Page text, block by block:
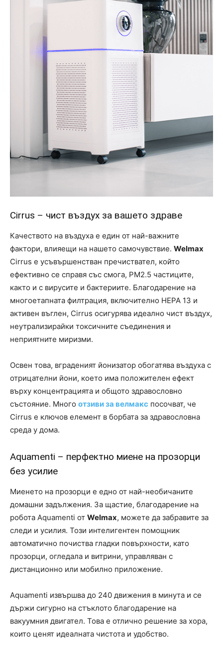
Cirrus – чист въздух за вашето здраве
Качеството на въздуха е един от най-важните
фактори, влияещи на нашето самочувствие. Welmax
Cirrus е усъвършенстван пречиствател, който
ефективно се справя със смога, PM2.5 частиците,
както и с вирусите и бактериите. Благодарение на
многоетапната филтрация, включително HEPA 13 и
активен въглен, Cirrus осигурява идеално чист въздух,
неутрализирайки токсичните съединения и
неприятните миризми.
Освен това, вграденият йонизатор обогатява въздуха с
отрицателни йони, което има положителен ефект
върху концентрацията и общото здравословно
състояние. Много отзиви за велмакс посочват, че
Cirrus е ключов елемент в борбата за здравословна
среда у дома.
Aquamenti – перфектно миене на прозорци
без усилие
Миенето на прозорци е едно от най-необичаните
домашни задължения. За щастие, благодарение на
робота Aquamenti от Welmax, можете да забравите за
следи и усилия. Този интелигентен помощник
автоматично почиства гладки повърхности, като
прозорци, огледала и витрини, управляван с
дистанционно или мобилно приложение.
Aquamenti извършва до 240 движения в минута и се
държи сигурно на стъклото благодарение на
вакуумния двигател. Това е отлично решение за хора,
които ценят идеалната чистота и удобство.